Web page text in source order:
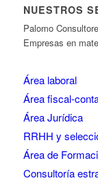
NUESTROS
Palomo
Empresas en
Área laboral
Área fiscal-
Área Jurídica
RRHH y
Área de
Consultoría